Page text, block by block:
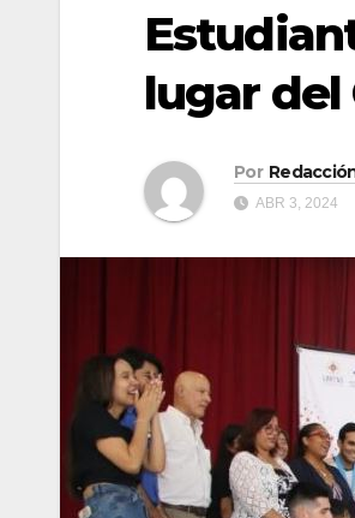
lugar
Por
ABR 3, 2024